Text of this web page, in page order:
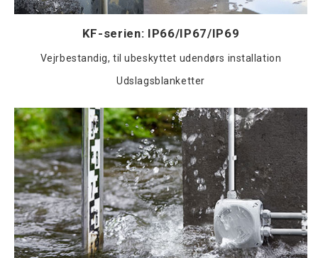
KF-serien: IP66/IP67/IP69
Vejrbestandig, til ubeskyttet udendørs installation
Udslagsblanketter